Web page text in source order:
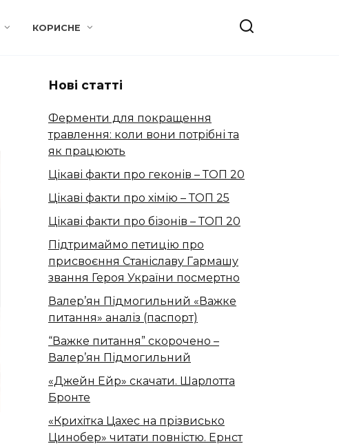
КОРИСНЕ
Нові статті
Ферменти для покращення
травлення: коли вони потрібні та
як працюють
Цікаві факти про геконів – ТОП 20
Цікаві факти про хімію – ТОП 25
Цікаві факти про бізонів – ТОП 20
Підтримаймо петицію про
присвоєння Станіславу Гармашу
звання Героя України посмертно
Валер’ян Підмогильний «Важке
питання» аналіз (паспорт)
“Важке питання” скорочено –
Валер’ян Підмогильний
«Джейн Ейр» скачати. Шарлотта
Бронте
«Крихітка Цахес на прізвисько
Цинобер» читати повністю. Ернст